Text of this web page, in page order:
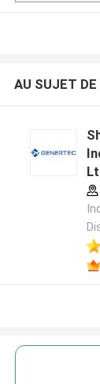
AU SUJET DE